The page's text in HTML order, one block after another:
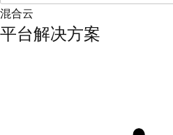
混合云
平台解决方案